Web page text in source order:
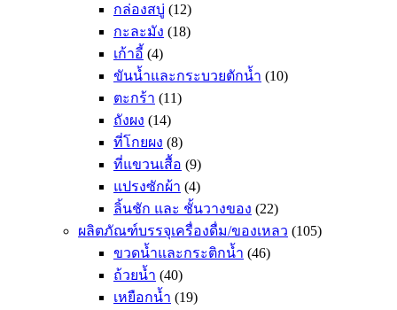
กล่องสบู่ (12)
กะละมัง (18)
เก้าอี้ (4)
ขันน้ำและกระบวยตักน้ำ (10)
ตะกร้า (11)
ถังผง (14)
ที่โกยผง (8)
ที่แขวนเสื้อ (9)
แปรงซักผ้า (4)
ลิ้นชัก และ ชั้นวางของ (22)
ผลิตภัณฑ์บรรจุเครื่องดื่ม/ของเหลว (105)
ขวดน้ำและกระติกน้ำ (46)
ถ้วยน้ำ (40)
เหยือกน้ำ (19)